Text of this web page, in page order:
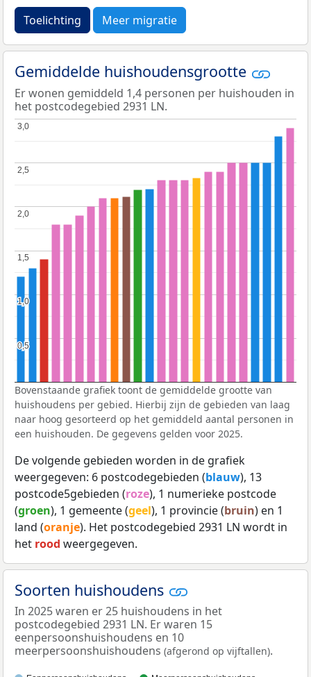
Toelichting Meer migratie
Gemiddelde huishoudensgrootte
Er wonen gemiddeld 1,4 personen per huishouden in
het postcodegebied 2931 LN.
0,5
0,5
1,0
1,0
1,5
1,5
2,0
2,0
2,5
2,5
3,0
3,0
Bovenstaande grafiek toont de gemiddelde grootte van
huishoudens per gebied. Hierbij zijn de gebieden van laag
naar hoog gesorteerd op het gemiddeld aantal personen in
een huishouden. De gegevens gelden voor 2025.
De volgende gebieden worden in de grafiek
weergegeven: 6 postcodegebieden (blauw), 13
postcode5gebieden (roze), 1 numerieke postcode
(groen), 1 gemeente (geel), 1 provincie (bruin) en 1
land (oranje). Het postcodegebied 2931 LN wordt in
het rood weergegeven.
Soorten huishoudens
In 2025 waren er 25 huishoudens in het
postcodegebied 2931 LN. Er waren 15
eenpersoonshuishoudens en 10
meerpersoonshuishoudens (afgerond op vijftallen).